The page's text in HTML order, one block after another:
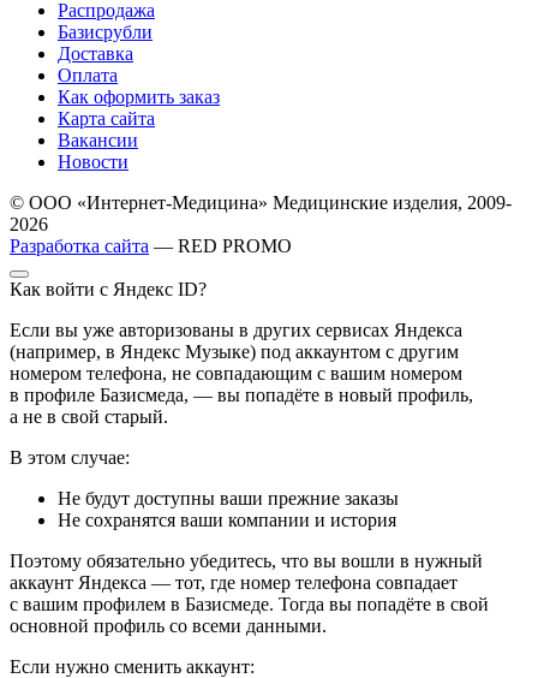
Распродажа
Базисрубли
Доставка
Оплата
Как оформить заказ
Карта сайта
Вакансии
Новости
© ООО «Интернет-Медицина» Медицинские изделия, 2009-
2026
Разработка сайта — RED PROMO
Как войти с Яндекс ID?
Если вы уже авторизованы в других сервисах Яндекса
(например, в Яндекс Музыке) под аккаунтом с другим
номером телефона, не совпадающим с вашим номером
в профиле Базисмеда, — вы попадёте в новый профиль,
а не в свой старый.
В этом случае:
Не будут доступны ваши прежние заказы
Не сохранятся ваши компании и история
Поэтому обязательно убедитесь, что вы вошли в нужный
аккаунт Яндекса — тот, где номер телефона совпадает
с вашим профилем в Базисмеде. Тогда вы попадёте в свой
основной профиль со всеми данными.
Если нужно сменить аккаунт: